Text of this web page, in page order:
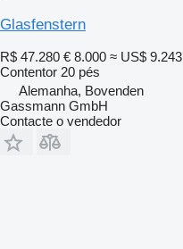
Glasfenstern
R$ 47.280 € 8.000 ≈ US$ 9.243
Contentor 20 pés
Alemanha, Bovenden
Gassmann GmbH
Contacte o vendedor